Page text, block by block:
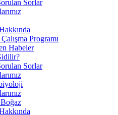
Sorlar
Programı
Habeler
Sorlar